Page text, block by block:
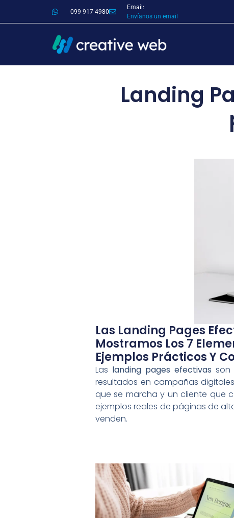
099 917 4980
Email:
Envíanos un email
Landing
Las Landing Pages
Mostramos Los 7
Ejemplos Prácticos Y
Las landing pages efectivas son
resultados en campañas
que se marcha y un cliente que
ejemplos reales de páginas de
venden.